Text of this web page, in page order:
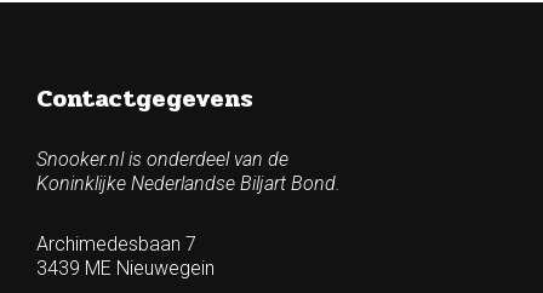
Contactgegevens
Snooker.nl is onderdeel van de
Koninklijke Nederlandse Biljart Bond.
Archimedesbaan 7
3439 ME Nieuwegein